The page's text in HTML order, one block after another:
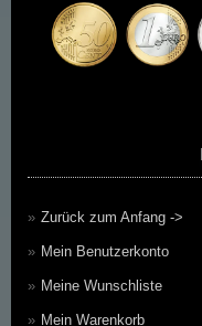
Zurück zum Anfang ->
Mein Benutzerkonto
Meine Wunschliste
Mein Warenkorb